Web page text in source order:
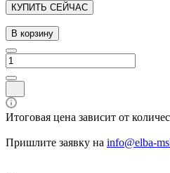
КУПИТЬ СЕЙЧАС
В корзину
Итоговая цена зависит от
Пришлите заявку на info@elba-